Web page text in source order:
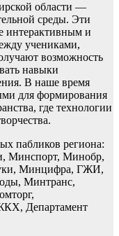
области —
среды. Эти
интерактивным и
учениками,
возможность
навыки
В наше время
для формирования
где технологии
пабликов региона:
Минспорт, Минобр,
Минцифра, ГЖИ,
Минтранс,
Департамент